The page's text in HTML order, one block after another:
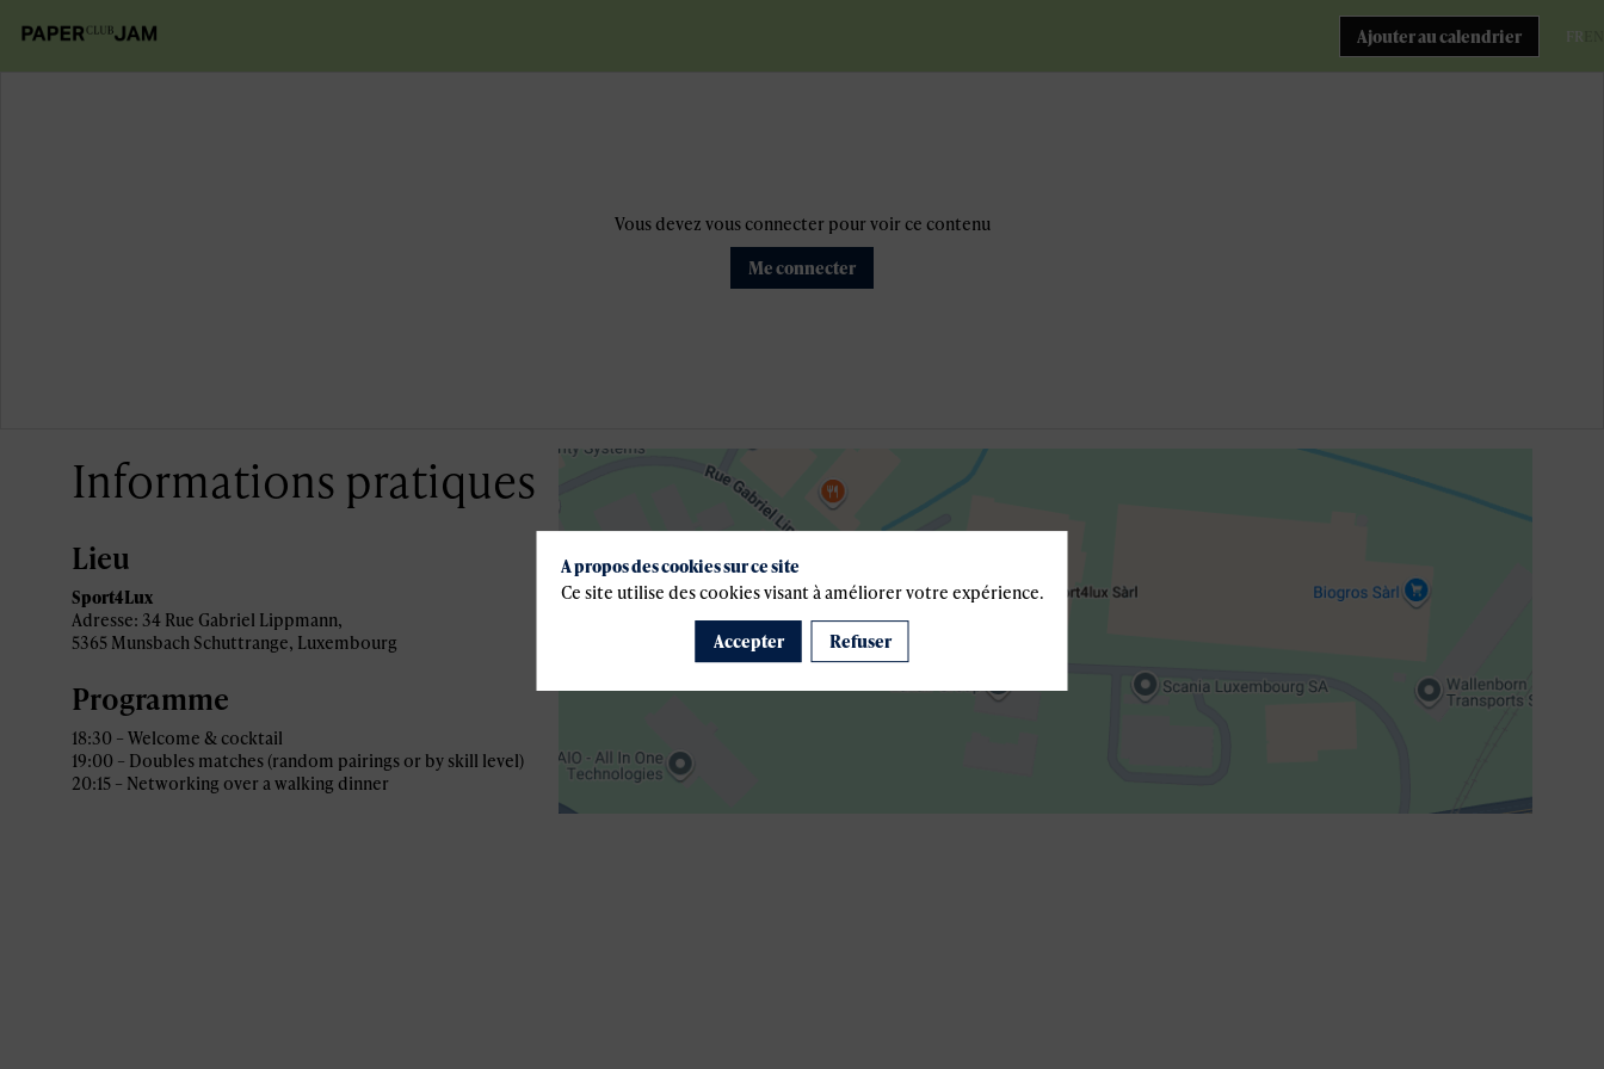
Ajouter au calendrier FR
Vous devez vous connecter pour voir ce contenu
Me connecter
Informations pratiques
Lieu
Sport4Lux
Adresse: 34 Rue Gabriel Lippmann,
5365 Munsbach Schuttrange, Luxembourg
Programme
18:30 – Welcome & cocktail
19:00 – Doubles matches (random pairings or by skill level)
20:15 – Networking over a walking dinner
A propos des cookies sur ce site
Ce site utilise des cookies visant à améliorer votre expérience.
Accepter Refuser